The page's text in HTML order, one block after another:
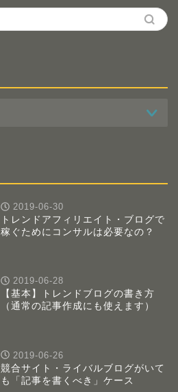
2019-06-30
トレンドアフィリエイト・ブログで
稼ぐためにコンサルは必要なの？
2019-06-28
【基本】トレンドブログの書き方
（通常の記事作成にも使えます）
2019-06-26
競合サイト・ライバルブログがいて
も「記事を書くべき」ケース